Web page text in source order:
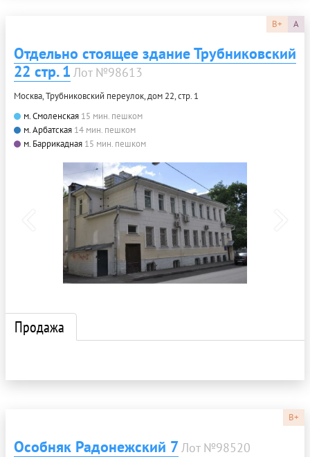
B+ A
Отдельно стоящее здание Трубниковский
22 стр. 1 Лот №98613
Москва, Трубниковский переулок, дом 22, стр. 1
м. Смоленская 15 мин. пешком
м. Арбатская 14 мин. пешком
м. Баррикадная 15 мин. пешком
Продажа
B+
Особняк Радонежский 7Лот №98520